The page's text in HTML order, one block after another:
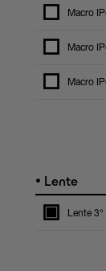
Macro
Macro
Macro
• Lente
Lente 3°